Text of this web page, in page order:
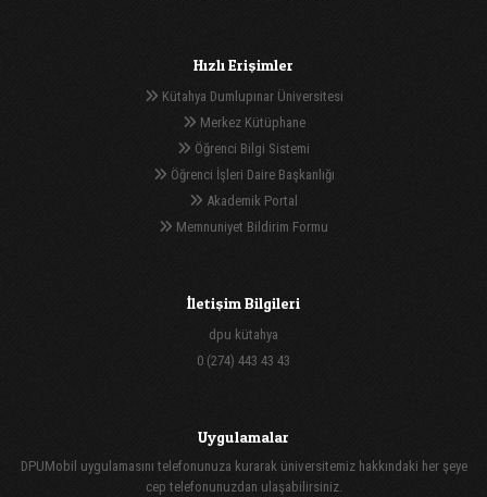
Hızlı Erişimler
Kütahya Dumlupınar Üniversitesi
Merkez Kütüphane
Öğrenci Bilgi Sistemi
Öğrenci İşleri Daire Başkanlığı
Akademik Portal
Memnuniyet Bildirim Formu
İletişim Bilgileri
dpu kütahya
0 (274) 443 43 43
Uygulamalar
DPUMobil uygulamasını telefonunuza kurarak üniversitemiz hakkındaki her şeye
cep telefonunuzdan ulaşabilirsiniz.